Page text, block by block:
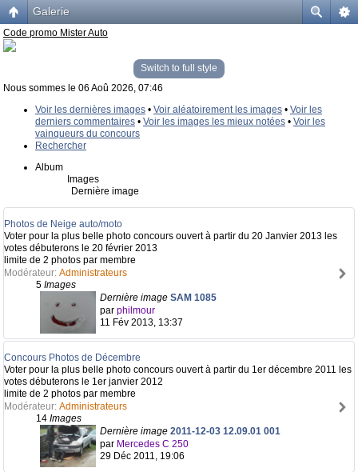
Galerie
Code promo Mister Auto
Switch to full style
Nous sommes le 06 Aoû 2026, 07:46
Voir les dernières images • Voir aléatoirement les images • Voir les
derniers commentaires • Voir les images les mieux notées • Voir les
vainqueurs du concours
Rechercher
Album
Images
Dernière image
Photos de Neige auto/moto
Voter pour la plus belle photo concours ouvert à partir du 20 Janvier 2013 les
votes débuterons le 20 février 2013
limite de 2 photos par membre
Modérateur: Administrateurs
5 Images
Dernière image SAM 1085
par philmour
11 Fév 2013, 13:37
Concours Photos de Décembre
Voter pour la plus belle photo concours ouvert à partir du 1er décembre 2011 les
votes débuterons le 1er janvier 2012
limite de 2 photos par membre
Modérateur: Administrateurs
14 Images
Dernière image 2011-12-03 12.09.01 001
par Mercedes C 250
29 Déc 2011, 19:06